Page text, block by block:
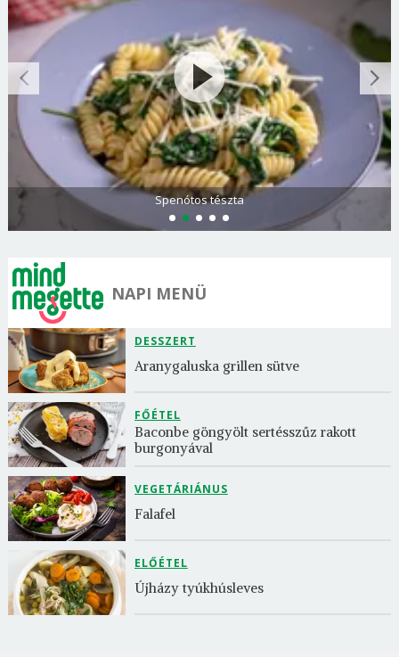
Olasz és görög paradicsomsaláta
NAPI MENÜ
DESSZERT
Aranygaluska grillen sütve
FŐÉTEL
Baconbe göngyölt sertésszűz rakott
burgonyával
VEGETÁRIÁNUS
Falafel
ELŐÉTEL
Újházy tyúkhúsleves